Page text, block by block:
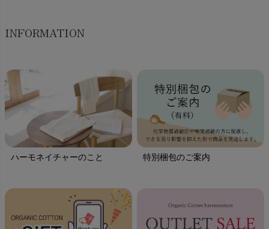
INFORMATION
ハーモネイチャーのこと 特別梱包のご案内